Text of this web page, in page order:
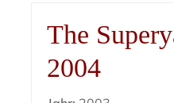
The
2004